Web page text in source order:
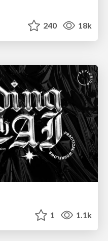
240 18k
1 1.1k